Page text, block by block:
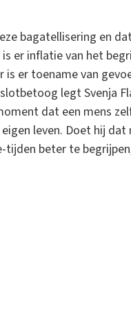
bagatellisering en
er inflatie van het
is er toename van
legt Svenja
dat een mens
leven. Doet hij dat
tijden beter te